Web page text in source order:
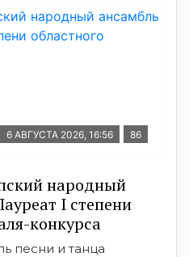
6 АВГУСТА 2026, 16:56 86
народный
I степени
конкурса
песни и танца